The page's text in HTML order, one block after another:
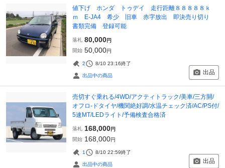
値下げ ホンダ トゥデイ 走行距離８８８８８ｋ
ｍ E-JA4 希少 旧車 赤字放出 即決売り切り
書類完備 登録可能
落札 80,000円
開始 50,000円
2 8/10 23:16終了
出品中の商品 出品
売切すぐ乗れる/4WD/アクティトラック/美車/三方開/
オフロ-ドタイヤ/機関絶好調/水温チェック済/AC/PS付/
5速MT/LEDライト/予備検査合格済
落札 168,000円
開始 168,000円
1 8/10 22:59終了
出品中の商品 出品